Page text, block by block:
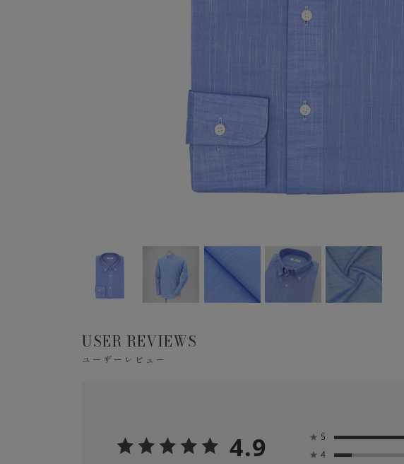
USER REVIEWS
ユーザーレビュー
4.9 ★ 5
★ 4